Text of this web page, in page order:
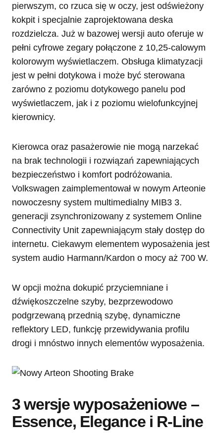
pierwszym, co rzuca się w oczy, jest odświeżony
kokpit i specjalnie zaprojektowana deska
rozdzielcza. Już w bazowej wersji auto oferuje w
pełni cyfrowe zegary połączone z 10,25-calowym
kolorowym wyświetlaczem. Obsługa klimatyzacji
jest w pełni dotykowa i może być sterowana
zarówno z poziomu dotykowego panelu pod
wyświetlaczem, jak i z poziomu wielofunkcyjnej
kierownicy.
Kierowca oraz pasażerowie nie mogą narzekać
na brak technologii i rozwiązań zapewniających
bezpieczeństwo i komfort podróżowania.
Volkswagen zaimplementował w nowym Arteonie
nowoczesny system multimedialny MIB3 3.
generacji zsynchronizowany z systemem Online
Connectivity Unit zapewniającym stały dostęp do
internetu. Ciekawym elementem wyposażenia jest
system audio Harmann/Kardon o mocy aż 700 W.
W opcji można dokupić przyciemniane i
dźwiękoszczelne szyby, bezprzewodowo
podgrzewaną przednią szybę, dynamiczne
reflektory LED, funkcję przewidywania profilu
drogi i mnóstwo innych elementów wyposażenia.
3 wersje wyposażeniowe –
Essence, Elegance i R-Line